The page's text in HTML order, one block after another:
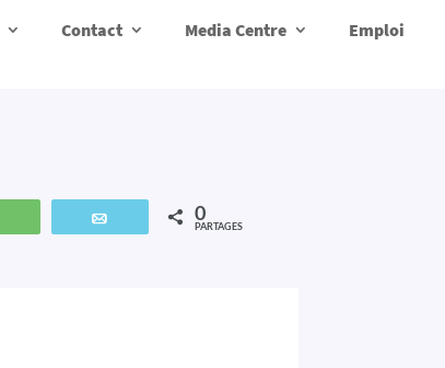
Contact Media Centre Emploi
0
PARTAGES